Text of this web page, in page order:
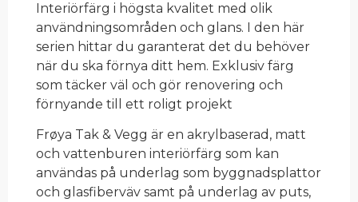
Interiörfärg i högsta kvalitet med olik
användningsområden och glans. I den här
serien hittar du garanterat det du behöver
när du ska förnya ditt hem. Exklusiv färg
som täcker väl och gör renovering och
förnyande till ett roligt projekt
Frøya Tak & Vegg är en akrylbaserad, matt
och vattenburen interiörfärg som kan
användas på underlag som byggnadsplattor
och glasfiberväv samt på underlag av puts,